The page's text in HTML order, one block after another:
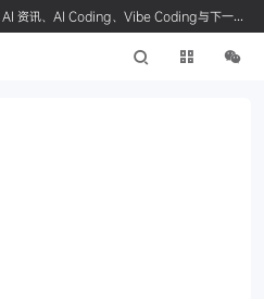
资讯、AI Coding、Vibe Coding与下一代